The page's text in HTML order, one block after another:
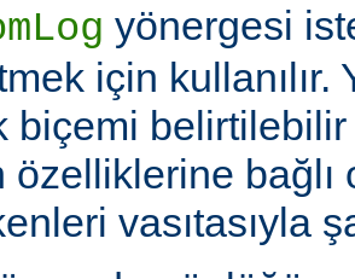
yönergesi
için
biçemi belirtilebilir
özelliklerine bağlı
vasıtasıyla